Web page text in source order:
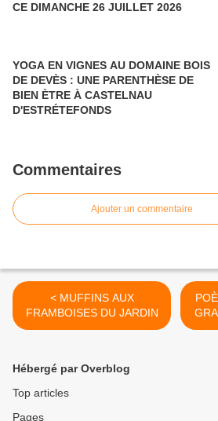
CE DIMANCHE 26 JUILLET 2026
YOGA EN VIGNES AU DOMAINE BOIS
DE DEVÈS : UNE PARENTHÈSE DE
BIEN ÈTRE À CASTELNAU
D'ESTRÉTEFONDS
Commentaires
Ajouter un commentaire
< MUFFINS AUX
FRAMBOISES DU JARDIN
A L
Hébergé par Overblog
Top articles
Pages